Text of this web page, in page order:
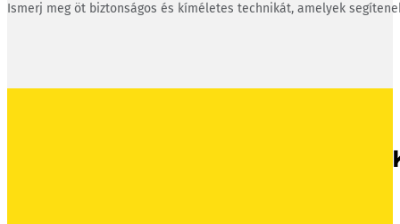
Ismerj meg öt biztonságos és kíméletes technikát, amelyek